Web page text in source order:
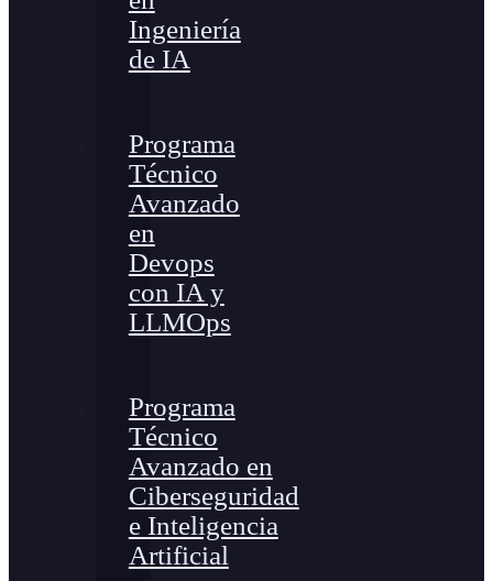
Ingeniería
de IA
Programa
Técnico
Avanzado
en
Devops
con IA y
LLMOps
Programa
Técnico
Avanzado en
Ciberseguridad
e Inteligencia
Artificial